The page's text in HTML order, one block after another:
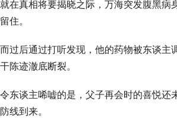
就在真相将要揭晓之际，万海突发腹黑病
留住。
而过后通过打听发现，他的药物被东谈主
干陈迹澈底断裂。
令东谈主唏嘘的是，父子再会时的喜悦还
防线到来。